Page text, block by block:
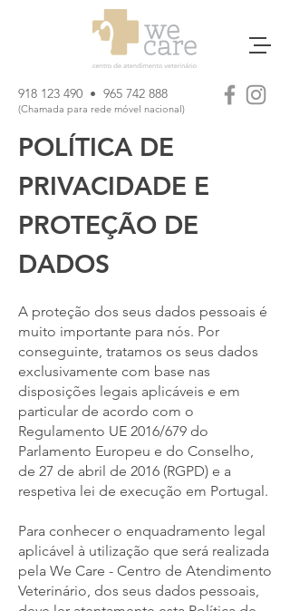
918 123 490 • 965 742 888
(Chamada para rede móvel nacional)
POLÍTICA DE
PRIVACIDADE E
PROTEÇÃO DE
DADOS
A proteção dos seus dados pessoais é
muito importante para nós. Por
conseguinte, tratamos os seus dados
exclusivamente com base nas
disposições legais aplicáveis e em
particular de acordo com o
Regulamento UE 2016/679 do
Parlamento Europeu e do Conselho,
de 27 de abril de 2016 (RGPD) e a
respetiva lei de execução em Portugal.
Para conhecer o enquadramento legal
aplicável à utilização que será realizada
pela We Care - Centro de Atendimento
Veterinário, dos seus dados pessoais,